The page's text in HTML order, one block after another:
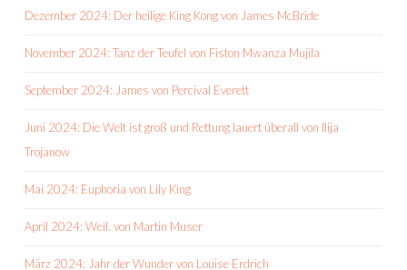
Dezember 2024: Der heilige King Kong von James McBride
November 2024: Tanz der Teufel von Fiston Mwanza Mujila
September 2024: James von Percival Everett
Juni 2024: Die Welt ist groß und Rettung lauert überall von Ilija
Trojanow
Mai 2024: Euphoria von Lily King
April 2024: Weil. von Martin Muser
März 2024: Jahr der Wunder von Louise Erdrich